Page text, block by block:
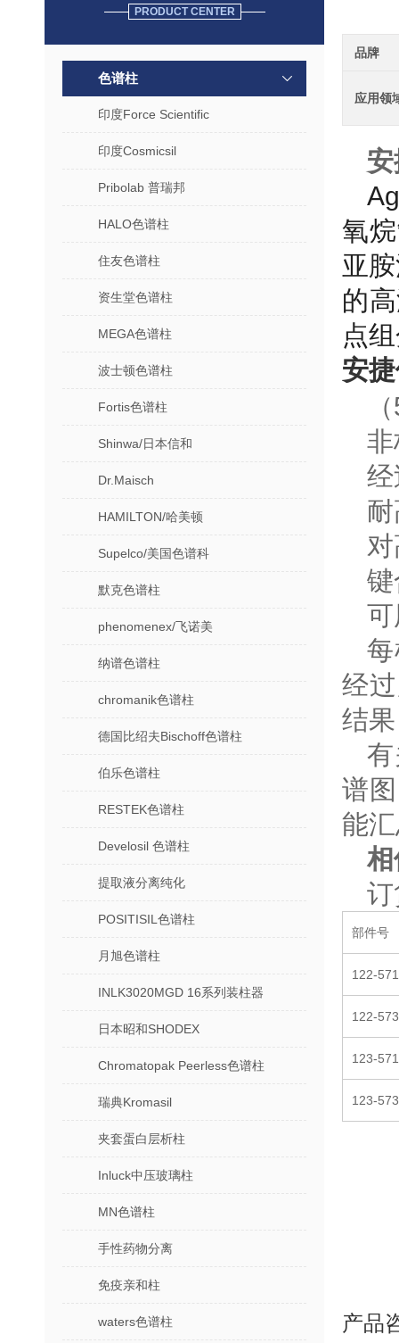
PRODUCT CENTER
色谱柱
印度Force Scientific
印度Cosmicsil
Pribolab 普瑞邦
HALO色谱柱
住友色谱柱
资生堂色谱柱
MEGA色谱柱
波士顿色谱柱
Fortis色谱柱
Shinwa/日本信和
Dr.Maisch
HAMILTON/哈美顿
Supelco/美国色谱科
默克色谱柱
phenomenex/飞诺美
纳谱色谱柱
chromanik色谱柱
德国比绍夫Bischoff色谱柱
伯乐色谱柱
RESTEK色谱柱
Develosil 色谱柱
提取液分离纯化
POSITISIL色谱柱
月旭色谱柱
INLK3020MGD 16系列装柱器
日本昭和SHODEX
Chromatopak Peerless色谱柱
瑞典Kromasil
夹套蛋白层析柱
Inluck中压玻璃柱
MN色谱柱
手性药物分离
免疫亲和柱
waters色谱柱
品牌
应用领
氧
亚
的
点
安
经
结果
谱
能
部件号
122-
122-
123-
123-
产品